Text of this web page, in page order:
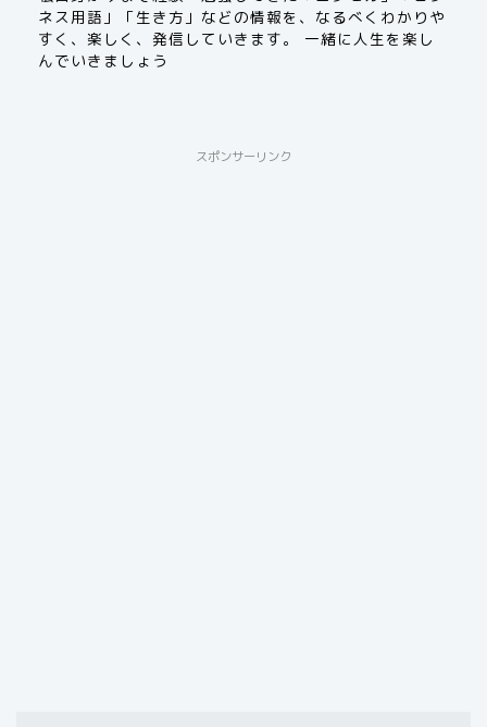
ネス用語」「生き方」などの情報を、なるべくわかりや
すく、楽しく、発信していきます。 一緒に人生を楽し
んでいきましょう
スポンサーリンク